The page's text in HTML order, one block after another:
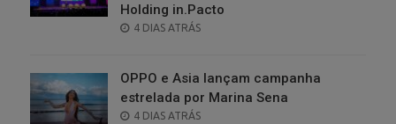
Holding in.Pacto
POSTED
4 DIAS ATRÁS
OPPO e Asia lançam campanha
estrelada por Marina Sena
POSTED
4 DIAS ATRÁS